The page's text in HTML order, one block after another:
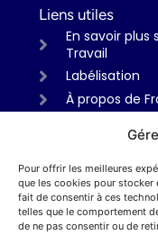
Pour offrir les meilleures
que les cookies pour stocker
fait de consentir à ces
telles que le comportement
de ne pas consentir ou de
Liens utiles
En savoir plus
Travail
Labélisation
À propos de
Informations
Mentions
Politiques de